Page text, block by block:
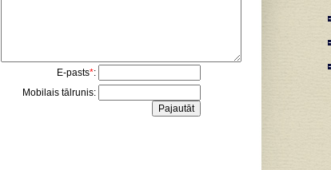
E-pasts*:
Mobilais tālrunis: